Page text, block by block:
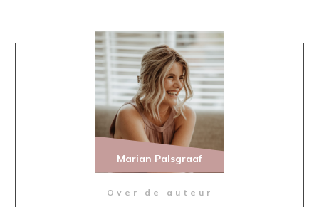
Over de auteur
Marian Palsgraaf